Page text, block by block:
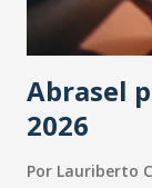
Abrasel
2026
Por Lauriberto